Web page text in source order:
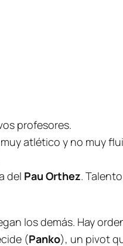
profesores.
atlético y no muy
del Pau Orthez.
los demás. Hay
(Panko), un pivot